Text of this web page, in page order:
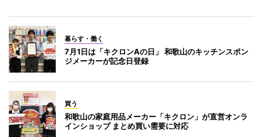
暮らす・働く
7月1日は「キクロンAの日」 和歌山のキッチンスポン
ジメーカーが記念日登録
買う
和歌山の家庭用品メーカー「キクロン」が直営オンラ
インショップ まとめ買い需要に対応